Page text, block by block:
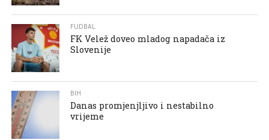
FUDBAL
FK Velež doveo mladog napadača iz
Slovenije
BIH
Danas promjenjljivo i nestabilno
vrijeme